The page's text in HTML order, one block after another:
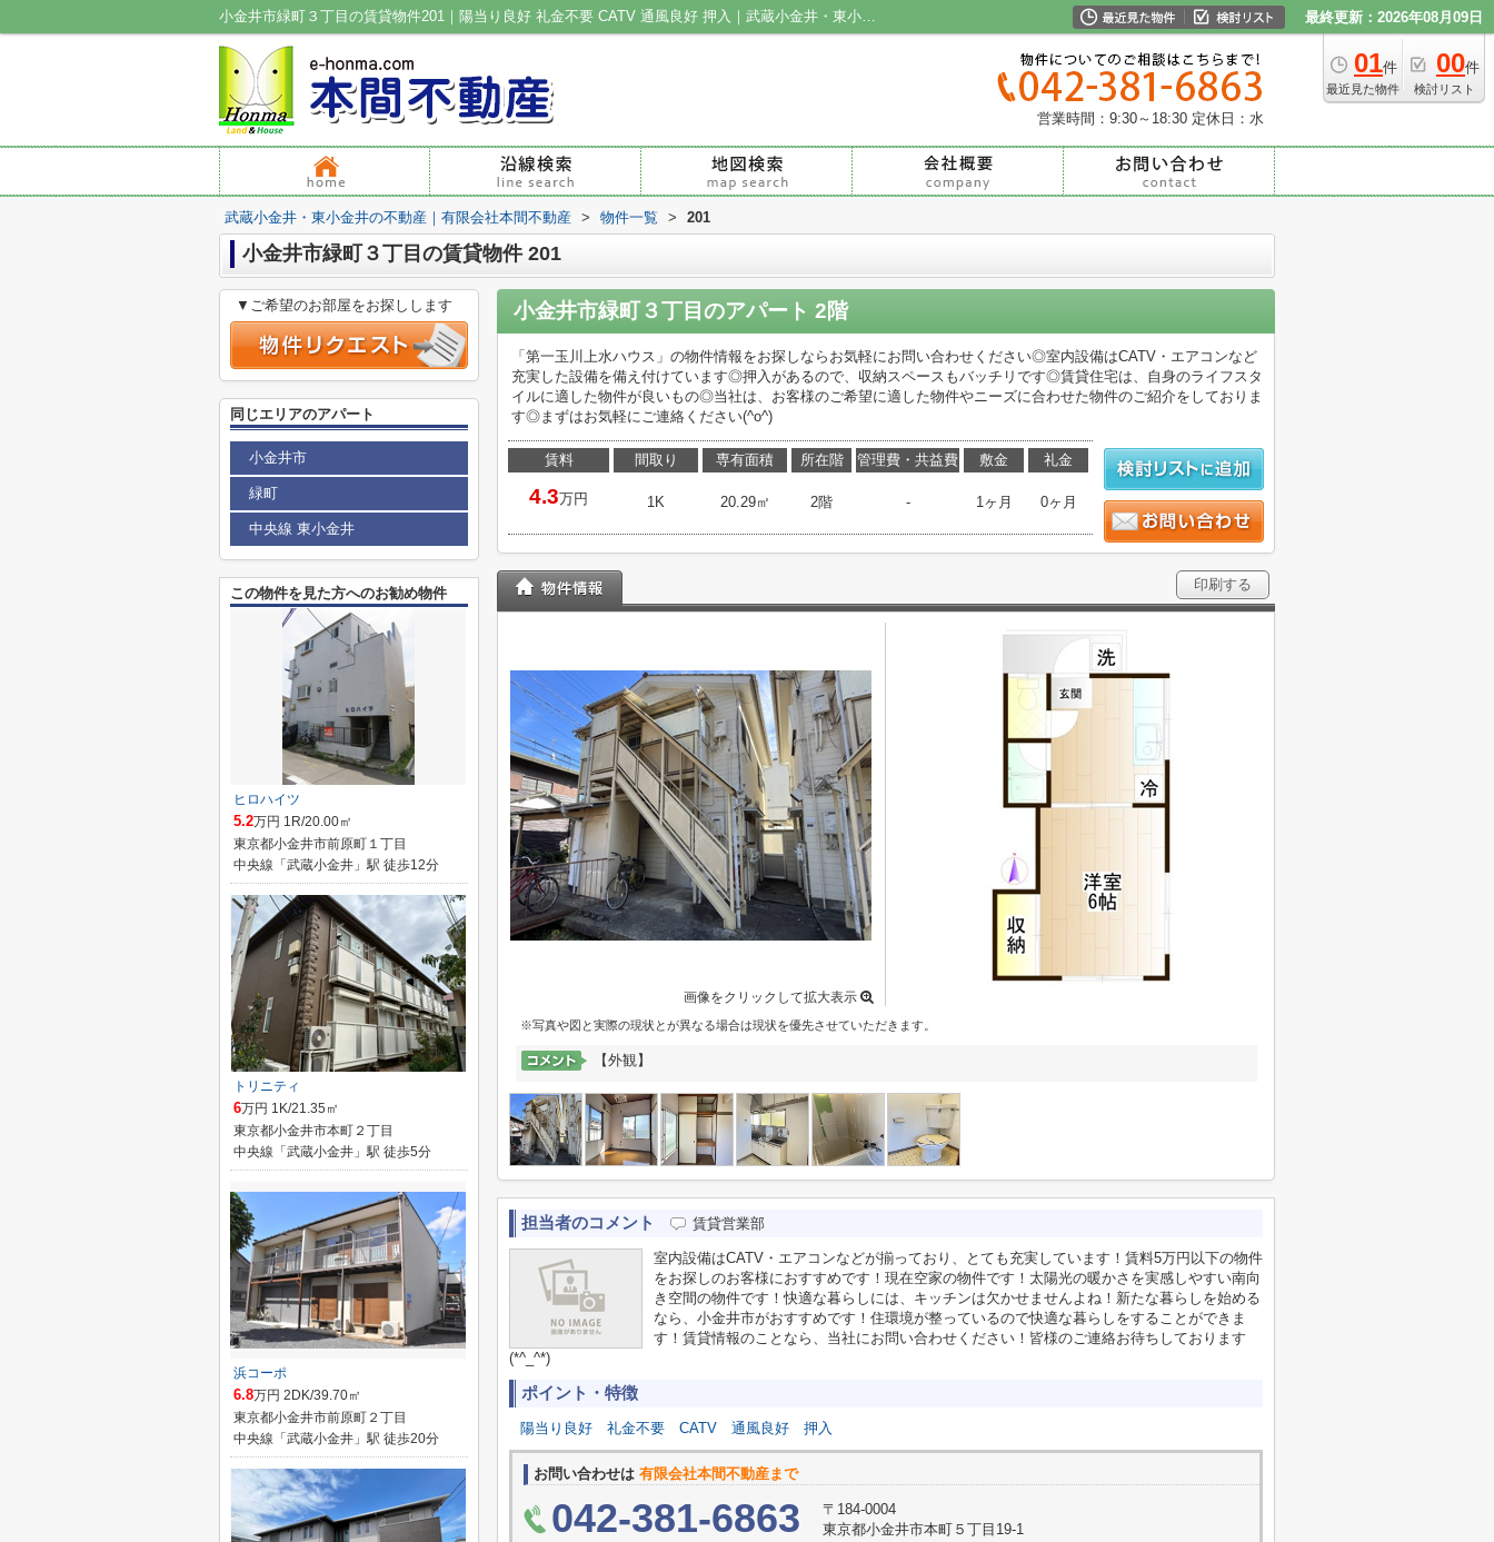
小金井市緑町３丁目の賃貸物件201｜陽当り良好 礼金不要 CATV 通風良好 押入｜武蔵小金井・東小金井の不動産|有限会社本間不動産 最終更新：2026年08月09日
01件
最近見た物件
00件
検討リスト
営業時間：9:30～18:30 定休日：水
武蔵小金井・東小金井の不動産｜有限会社本間不動産 > 物件一覧 > 201
小金井市緑町３丁目の賃貸物件 201
小金井市緑町３丁目のアパート 2階
「第一玉川上水ハウス」の物件情報をお探しならお気軽にお問い合わせください◎室内設備はCATV・エアコンなど
充実した設備を備え付けています◎押入があるので、収納スペースもバッチリです◎賃貸住宅は、自身のライフスタ
イルに適した物件が良いもの◎当社は、お客様のご希望に適した物件やニーズに合わせた物件のご紹介をしておりま
す◎まずはお気軽にご連絡ください(^o^)
賃料
4.3万円
間取り
1K
専有面積
20.29㎡
所在階
2階
管理費・共益費
-
敷金
1ヶ月
礼金
0ヶ月
印刷する
画像をクリックして拡大表示
※写真や図と実際の現状とが異なる場合は現状を優先させていただきます。
【外観】
担当者のコメント 賃貸営業部
室内設備はCATV・エアコンなどが揃っており、とても充実しています！賃料5万円以下の物件
をお探しのお客様におすすめです！現在空家の物件です！太陽光の暖かさを実感しやすい南向
き空間の物件です！快適な暮らしには、キッチンは欠かせませんよね！新たな暮らしを始める
なら、小金井市がおすすめです！住環境が整っているので快適な暮らしをすることができま
す！賃貸情報のことなら、当社にお問い合わせください！皆様のご連絡お待ちしております
(*^_^*)
ポイント・特徴
陽当り良好 礼金不要 CATV 通風良好 押入
お問い合わせは 有限会社本間不動産まで
042-381-6863
〒184-0004
東京都小金井市本町５丁目19-1
▼ご希望のお部屋をお探しします
同じエリアのアパート
小金井市
緑町
中央線 東小金井
この物件を見た方へのお勧め物件
ヒロハイツ
5.2万円 1R/20.00㎡
東京都小金井市前原町１丁目
中央線「武蔵小金井」駅 徒歩12分
トリニティ
6万円 1K/21.35㎡
東京都小金井市本町２丁目
中央線「武蔵小金井」駅 徒歩5分
浜コーポ
6.8万円 2DK/39.70㎡
東京都小金井市前原町２丁目
中央線「武蔵小金井」駅 徒歩20分